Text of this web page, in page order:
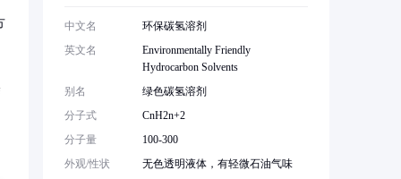
中文名
环保碳氢溶剂
英文名
Environmentally Friendly
Hydrocarbon Solvents
别名
绿色碳氢溶剂
分子式
CnH2n+2
分子量
100-300
外观/性状
无色透明液体，有轻微石油气味